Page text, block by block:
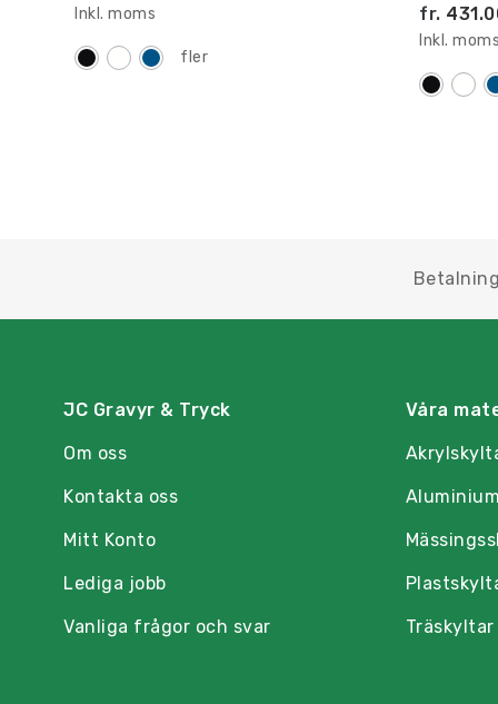
Inkl. moms
fler
fr.
Inkl. moms
JC Gravyr & Tryck
Om oss
Kontakta oss
Mitt Konto
Lediga jobb
Vanliga frågor och svar
Våra
Träskyltar